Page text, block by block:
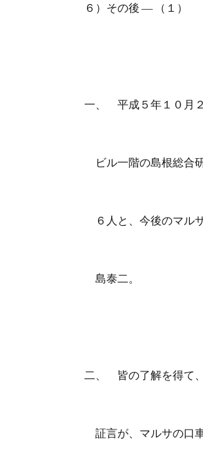
６）その後 ― （１）
一、 平成５年１０月
ビル一階の島根総合
６人と、今後のマル
島泰二。
二、 皆の了解を得て
証言が、マルサの口